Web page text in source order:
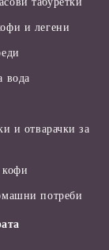
и легени
вода
и отварачки за
потреби